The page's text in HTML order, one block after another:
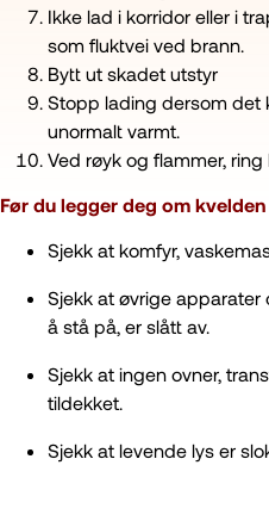
Ikke lad i korridor eller i
som fluktvei ved brann.
Bytt ut skadet utstyr
Stopp lading dersom det
unormalt varmt.
Ved røyk og flammer, ring
Før du legger deg om
Sjekk at komfyr,
Sjekk at øvrige
å stå på, er slått av.
Sjekk at ingen ovner,
tildekket.
Sjekk at levende lys er